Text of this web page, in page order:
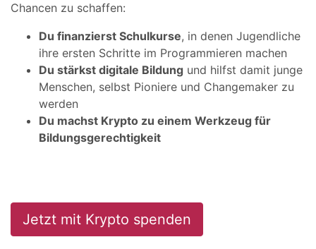
Chancen zu schaffen:
Du finanzierst Schulkurse, in denen Jugendliche
ihre ersten Schritte im Programmieren machen
Du stärkst digitale Bildung und hilfst damit junge
Menschen, selbst Pioniere und Changemaker zu
werden
Du machst Krypto zu einem Werkzeug für
Bildungsgerechtigkeit
Jetzt mit Krypto spenden